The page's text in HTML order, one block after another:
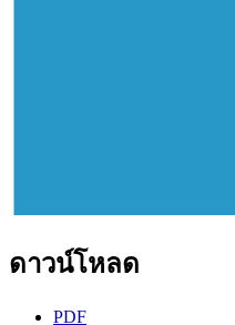
ดาวน์โหลด
PDF